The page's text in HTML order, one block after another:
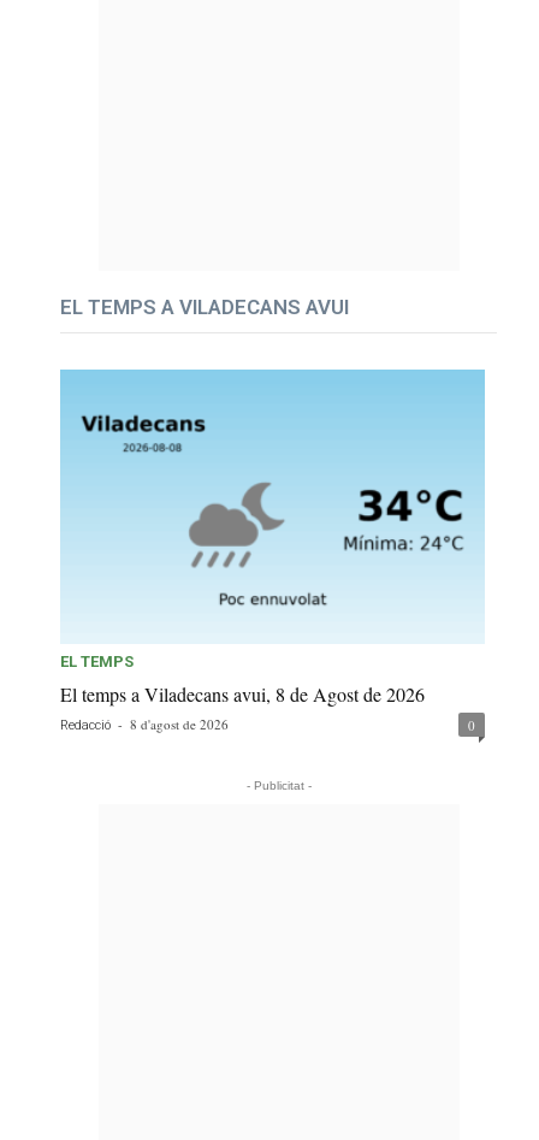
EL TEMPS A VILADECANS AVUI
EL TEMPS
El temps a Viladecans avui, 8 de Agost de 2026
Redacció - 8 d'agost de 2026 0
- Publicitat -